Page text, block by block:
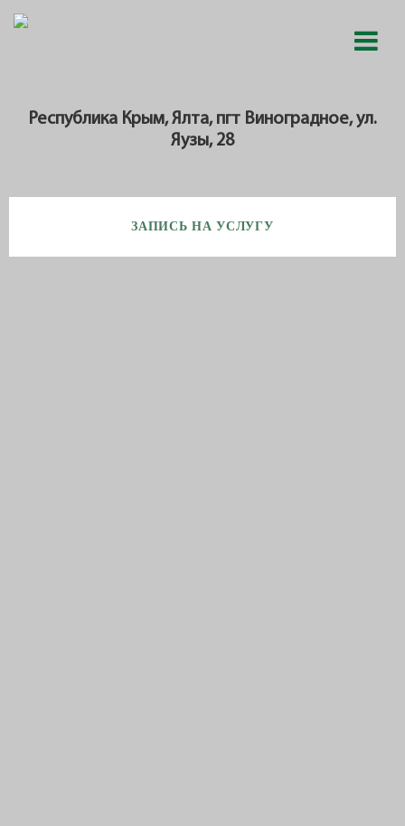
Республика Крым, Ялта, пгт Виноградное, ул.
Яузы, 28
ЗАПИСЬ НА УСЛУГУ